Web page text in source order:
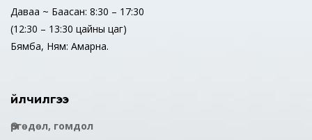
Даваа ~ Баасан: 8:30 – 17:30
(12:30 – 13:30 цайны цаг)
Бямба, Ням: Амарна.
Үйлчилгээ
Өргөдөл, гомдол